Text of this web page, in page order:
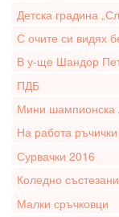
Детска градина
С очите си видях
В у-ще Шандор
ПДБ
Мини шампионска
На работа ръчички
Сурвачки 2016
Коледно
Малки сръчковци